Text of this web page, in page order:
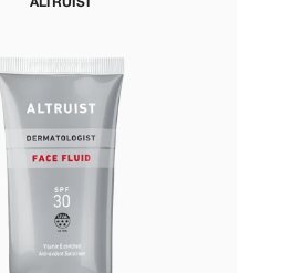
ALTRUIST